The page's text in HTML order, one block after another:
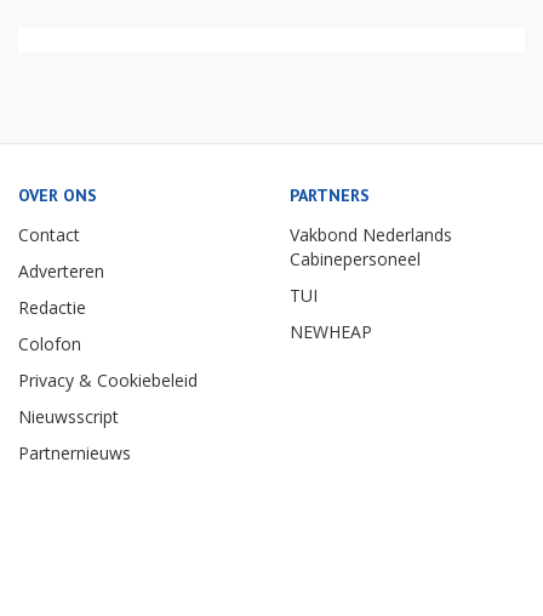
OVER ONS
Contact
Adverteren
Redactie
Colofon
Privacy & Cookiebeleid
Nieuwsscript
Partnernieuws
PARTNERS
Vakbond Nederlands
Cabinepersoneel
TUI
NEWHEAP